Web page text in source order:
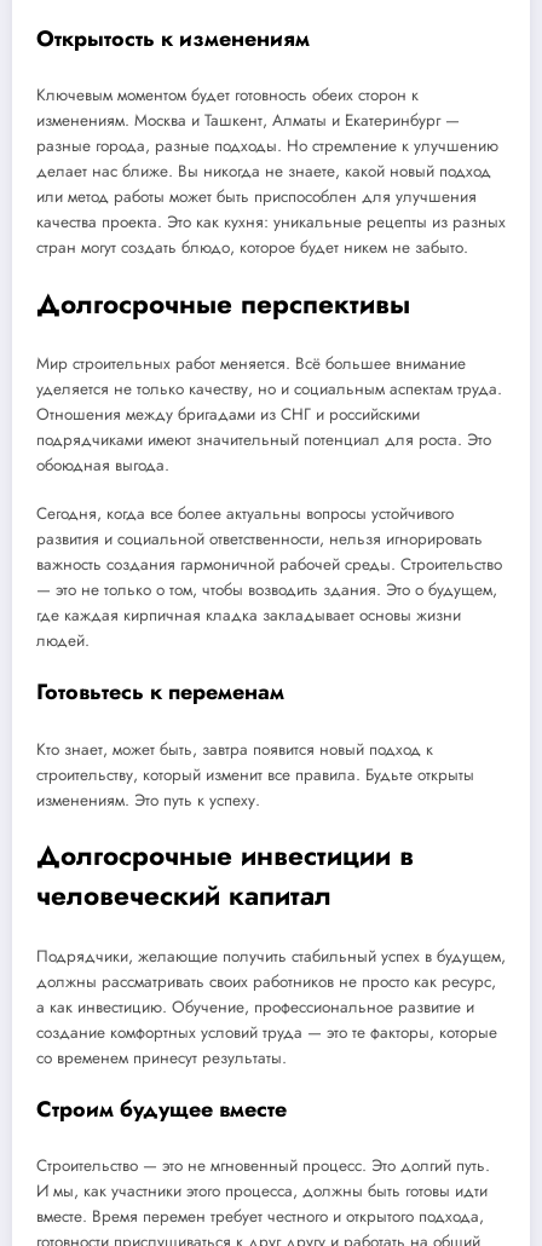
Открытость к изменениям
Ключевым моментом будет готовность обеих сторон к
изменениям. Москва и Ташкент, Алматы и Екатеринбург —
разные города, разные подходы. Но стремление к улучшению
делает нас ближе. Вы никогда не знаете, какой новый подход
или метод работы может быть приспособлен для улучшения
качества проекта. Это как кухня: уникальные рецепты из разных
стран могут создать блюдо, которое будет никем не забыто.
Долгосрочные перспективы
Мир строительных работ меняется. Всё большее внимание
уделяется не только качеству, но и социальным аспектам труда.
Отношения между бригадами из СНГ и российскими
подрядчиками имеют значительный потенциал для роста. Это
обоюдная выгода.
Сегодня, когда все более актуальны вопросы устойчивого
развития и социальной ответственности, нельзя игнорировать
важность создания гармоничной рабочей среды. Строительство
— это не только о том, чтобы возводить здания. Это о будущем,
где каждая кирпичная кладка закладывает основы жизни
людей.
Готовьтесь к переменам
Кто знает, может быть, завтра появится новый подход к
строительству, который изменит все правила. Будьте открыты
изменениям. Это путь к успеху.
Долгосрочные инвестиции в
человеческий капитал
Подрядчики, желающие получить стабильный успех в будущем,
должны рассматривать своих работников не просто как ресурс,
а как инвестицию. Обучение, профессиональное развитие и
создание комфортных условий труда — это те факторы, которые
со временем принесут результаты.
Строим будущее вместе
Строительство — это не мгновенный процесс. Это долгий путь.
И мы, как участники этого процесса, должны быть готовы идти
вместе. Время перемен требует честного и открытого подхода,